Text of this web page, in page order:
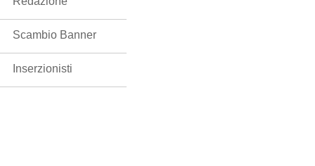
Scambio Banner
Inserzionisti